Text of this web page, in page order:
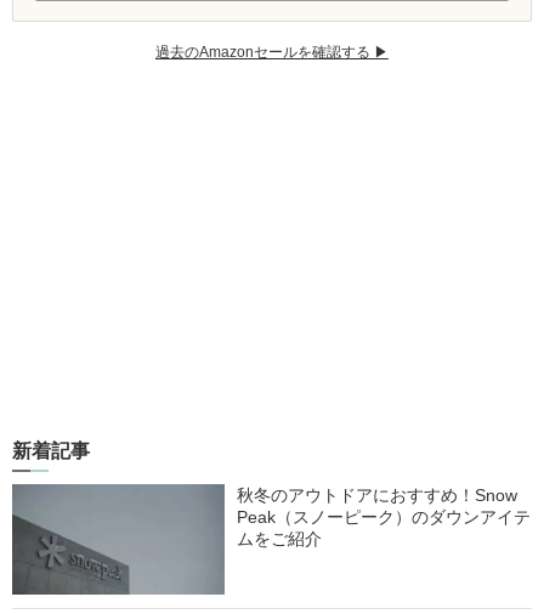
過去のAmazonセールを確認する ▶︎
新着記事
秋冬のアウトドアにおすすめ！Snow
Peak（スノーピーク）のダウンアイテ
ムをご紹介